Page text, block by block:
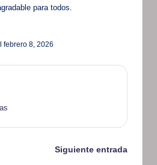
para todos.
febrero 8, 2026
Siguiente entrada